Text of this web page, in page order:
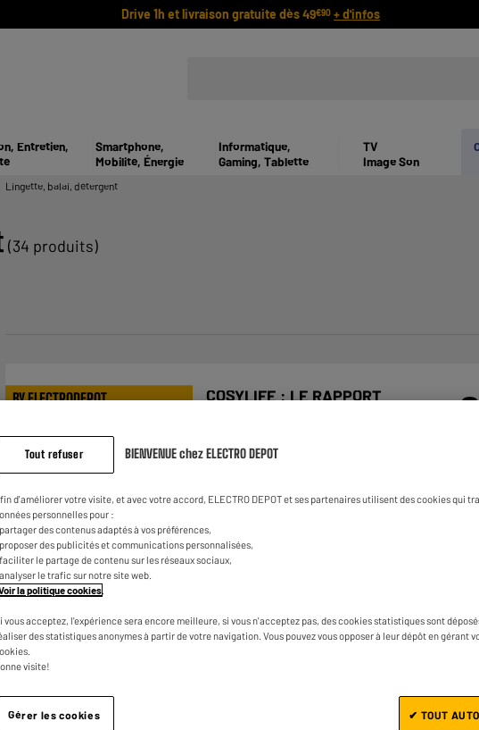
Drive 1h et livraison gratuite dès 49€90 + d'infos
Entretien,
Smartphone,
Mobilité, Énergie
Informatique,
Gaming, Tablette
TV
Image Son
Lingette, balai, détergent
(34 produits)
BY ELECTRODEPOT
COSYLIFE : LE RAPPORT
Balai fantaisie
2
Tout refuser BIENVENUE chez ELECTRO DEPOT
d'améliorer votre visite, et avec votre accord, ELECTRO DEPOT et ses partenaires utilisent des cookies qui
personnelles pour :
des contenus adaptés à vos préférences,
des publicités et communications personnalisées,
le partage de contenu sur les réseaux sociaux,
le trafic sur notre site web.
la politique cookies
vous acceptez, l'expérience sera encore meilleure, si vous n'acceptez pas, des cookies statistiques sont
des statistiques anonymes à partir de votre navigation. Vous pouvez vous opposer à leur dépôt en gérant
visite!
Gérer les cookies ✔ TOUT